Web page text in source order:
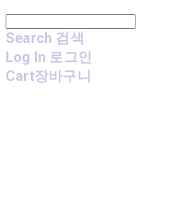
Search 검색
Log In 로그인
Cart장바구니